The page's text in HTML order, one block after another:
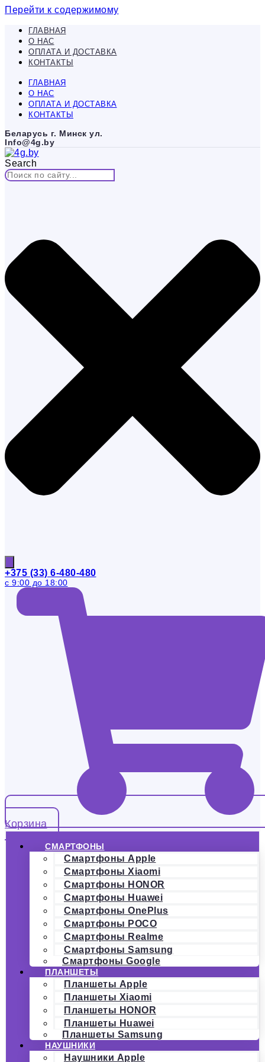
Перейти к содержимому
ГЛАВНАЯ
О НАС
ОПЛАТА И ДОСТАВКА
КОНТАКТЫ
ГЛАВНАЯ
О НАС
ОПЛАТА И ДОСТАВКА
КОНТАКТЫ
Беларусь г. Минск ул.
Info@4g.by
Search
+375 (33) 6-480-480
с 9:00 до 18:00
Корзина
СМАРТФОНЫ
Смартфоны Apple
Смартфоны Xiaomi
Смартфоны HONOR
Смартфоны Huawei
Смартфоны OnePlus
Смартфоны POCO
Смартфоны Realme
Смартфоны Samsung
Смартфоны Google
ПЛАНШЕТЫ
Планшеты Apple
Планшеты Xiaomi
Планшеты HONOR
Планшеты Huawei
Планшеты Samsung
НАУШНИКИ
Наушники Apple